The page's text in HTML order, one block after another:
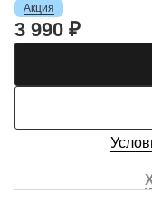
Акция
3 990 ₽